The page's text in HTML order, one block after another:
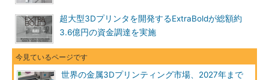
超大型3Dプリンタを開発するExtraBoldが総額約
3.6億円の資金調達を実施
世界の金属3Dプリンティング市場、2027年まで